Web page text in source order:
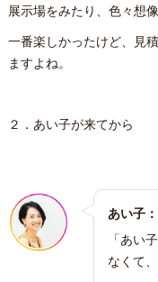
展示場をみたり、色々想
一番楽しかったけど、見
ますよね。
２．あい子が来てから
あい子：
「あい
なくて、